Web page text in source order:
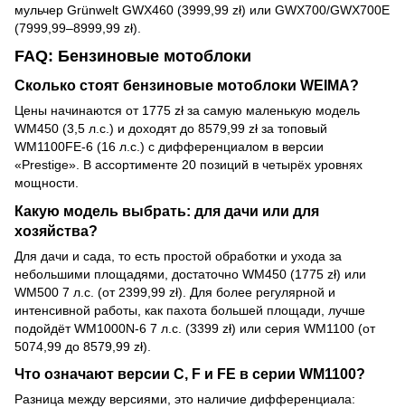
мульчер Grünwelt GWX460 (3999,99 zł) или GWX700/GWX700E
(7999,99–8999,99 zł).
FAQ: Бензиновые мотоблоки
Сколько стоят бензиновые мотоблоки WEIMA?
Цены начинаются от 1775 zł за самую маленькую модель
WM450 (3,5 л.с.) и доходят до 8579,99 zł за топовый
WM1100FE-6 (16 л.с.) с дифференциалом в версии
«Prestige». В ассортименте 20 позиций в четырёх уровнях
мощности.
Какую модель выбрать: для дачи или для
хозяйства?
Для дачи и сада, то есть простой обработки и ухода за
небольшими площадями, достаточно WM450 (1775 zł) или
WM500 7 л.с. (от 2399,99 zł). Для более регулярной и
интенсивной работы, как пахота большей площади, лучше
подойдёт WM1000N-6 7 л.с. (3399 zł) или серия WM1100 (от
5074,99 до 8579,99 zł).
Что означают версии C, F и FE в серии WM1100?
Разница между версиями, это наличие дифференциала: